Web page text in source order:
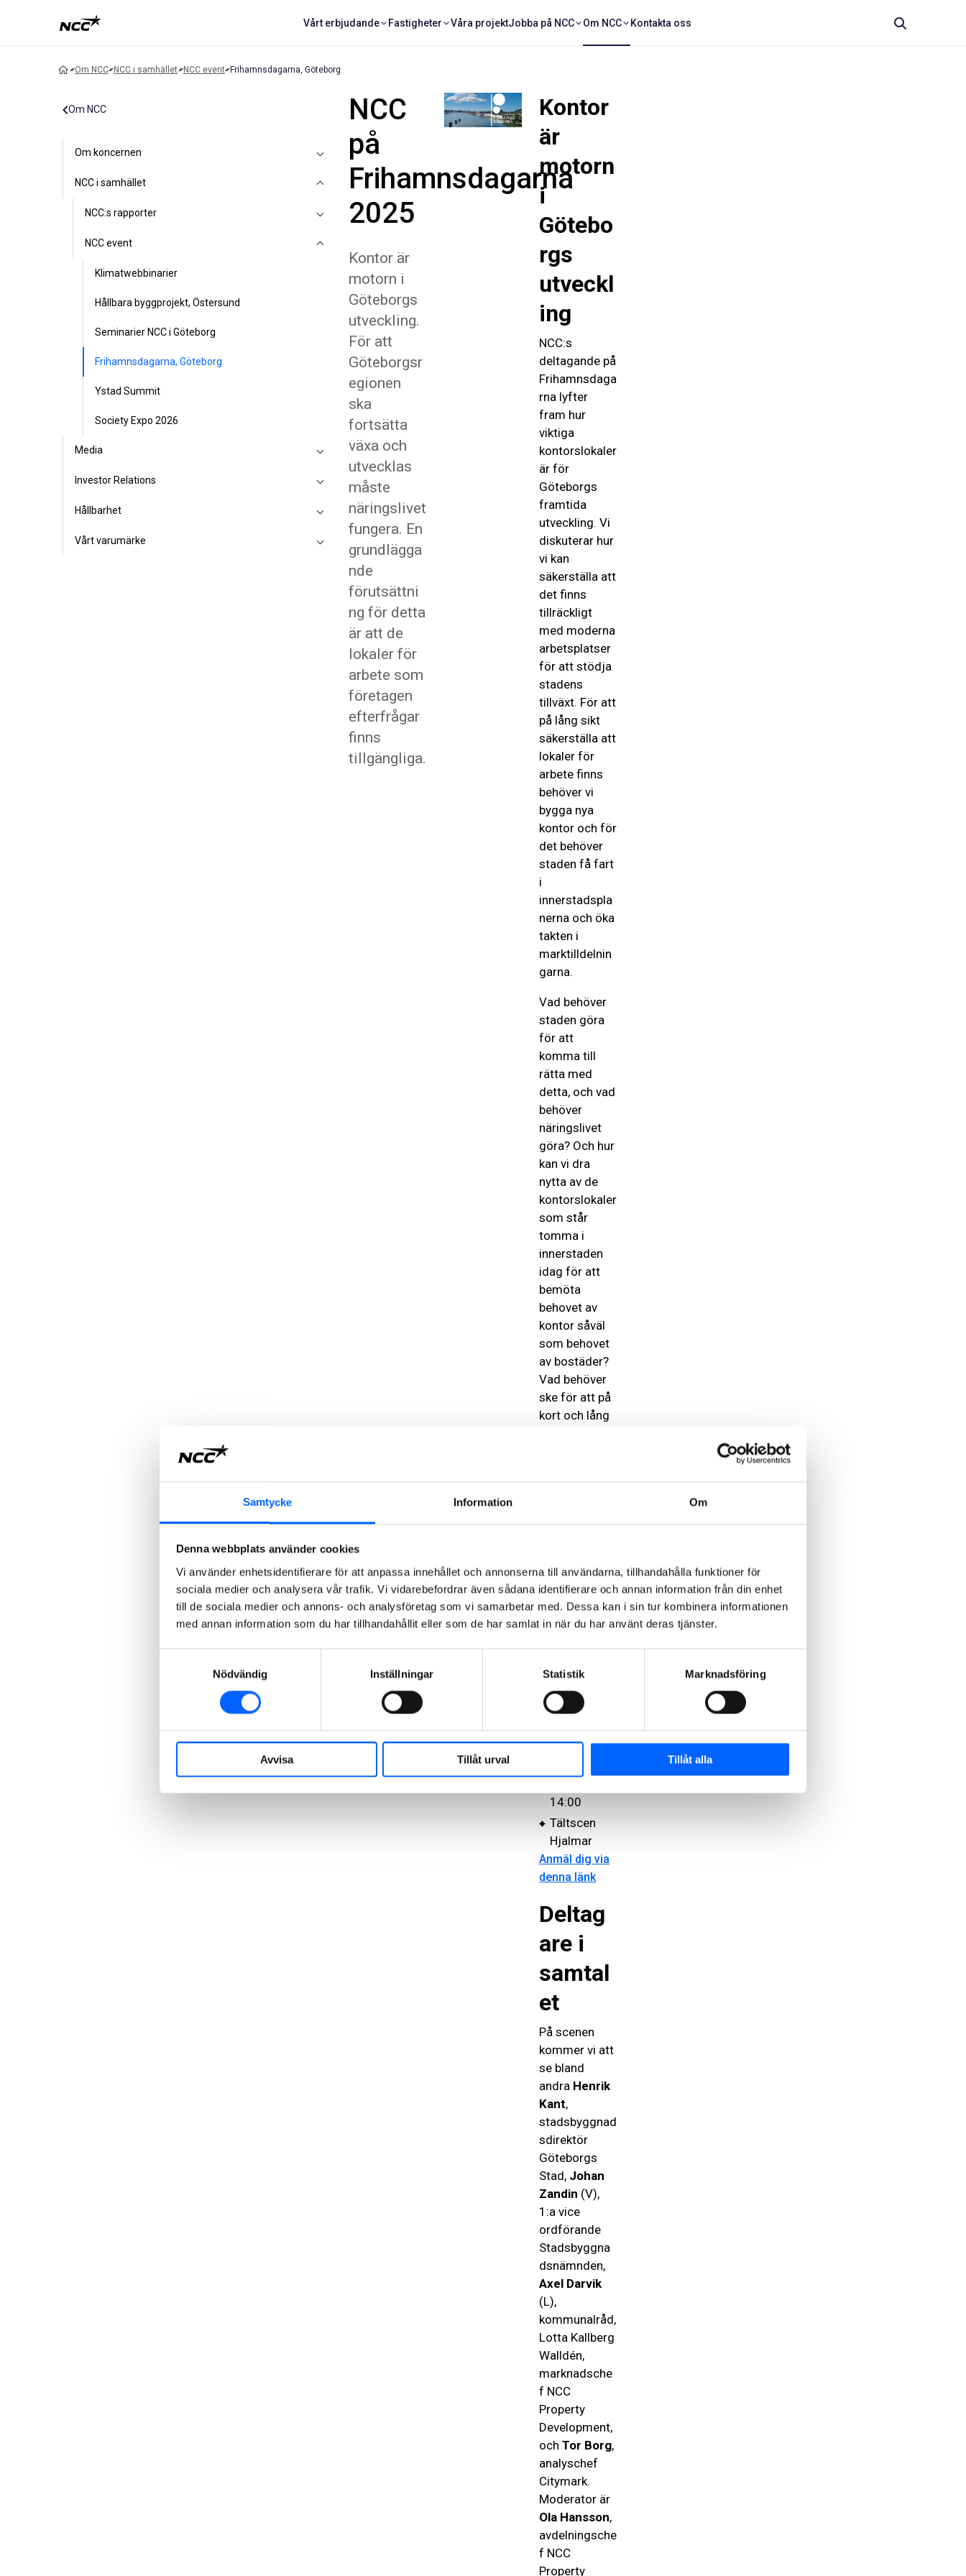
Samtycke Information Om
Denna webbplats använder cookies
Vi använder enhetsidentifierare för att anpassa innehållet och annonserna till användarna, tillhandahålla funktioner för
sociala medier och analysera vår trafik. Vi vidarebefordrar även sådana identifierare och annan information från din enhet
till de sociala medier och annons- och analysföretag som vi samarbetar med. Dessa kan i sin tur kombinera informationen
med annan information som du har tillhandahållit eller som de har samlat in när du har använt deras tjänster.
Nödvändig
Inställningar Statistik Marknadsföring
Avvisa Tillåt urval Tillåt alla
Vårt erbjudande Fastigheter Våra projektJobba på NCC Om NCC Kontakta oss
Om NCC NCC i samhället NCC event Frihamnsdagarna, Göteborg
Om NCC
Om koncernen
NCC i samhället
NCC:s rapporter
NCC event
Klimatwebbinarier
Hållbara byggprojekt, Östersund
Seminarier NCC i Göteborg
Frihamnsdagarna, Göteborg
Ystad Summit
Society Expo 2026
Media
Investor Relations
Hållbarhet
Vårt varumärke
NCC
på
Frihamnsdagarna
2025
Kontor är
motorn i
Göteborgs
utveckling.
För att
Göteborgsr
egionen
ska
fortsätta
växa och
utvecklas
måste
näringslivet
fungera. En
grundlägga
nde
förutsättni
ng för detta
är att de
lokaler för
arbete som
företagen
efterfrågar
finns
tillgängliga.
Kontor
är
motorn
i
Götebo
rgs
utveckl
ing
NCC:s
deltagande på
Frihamnsdaga
rna lyfter
fram hur
viktiga
kontorslokaler
är för
Göteborgs
framtida
utveckling. Vi
diskuterar hur
vi kan
säkerställa att
det finns
tillräckligt
med moderna
arbetsplatser
för att stödja
stadens
tillväxt. För att
på lång sikt
säkerställa att
lokaler för
arbete finns
behöver vi
bygga nya
kontor och för
det behöver
staden få fart
i
innerstadspla
nerna och öka
takten i
marktilldelnin
garna.
Vad behöver
staden göra
för att
komma till
rätta med
detta, och vad
behöver
näringslivet
göra? Och hur
kan vi dra
nytta av de
kontorslokaler
som står
tomma i
innerstaden
idag för att
bemöta
behovet av
kontor såväl
som behovet
av bostäder?
Vad behöver
ske för att på
kort och lång
verksamhetsl
Detta kommer
vi att
diskutera
arrangerar på
Frihamnsdaga
rna:
Torsdag 28
14:00
Tältscen
Hjalmar
Anmäl dig via
denna länk
Deltag
are i
samtal
et
På scenen
kommer vi att
se bland
andra Henrik
Kant,
stadsbyggnad
sdirektör
Göteborgs
Stad, Johan
Zandin (V),
1:a vice
ordförande
Stadsbyggna
dsnämnden,
Axel Darvik
(L),
kommunalråd,
Lotta Kallberg
Walldén,
marknadsche
f NCC
Property
Development,
ochTor Borg,
analyschef
Citymark.
Moderator är
Ola Hansson,
avdelningsche
f NCC
Property